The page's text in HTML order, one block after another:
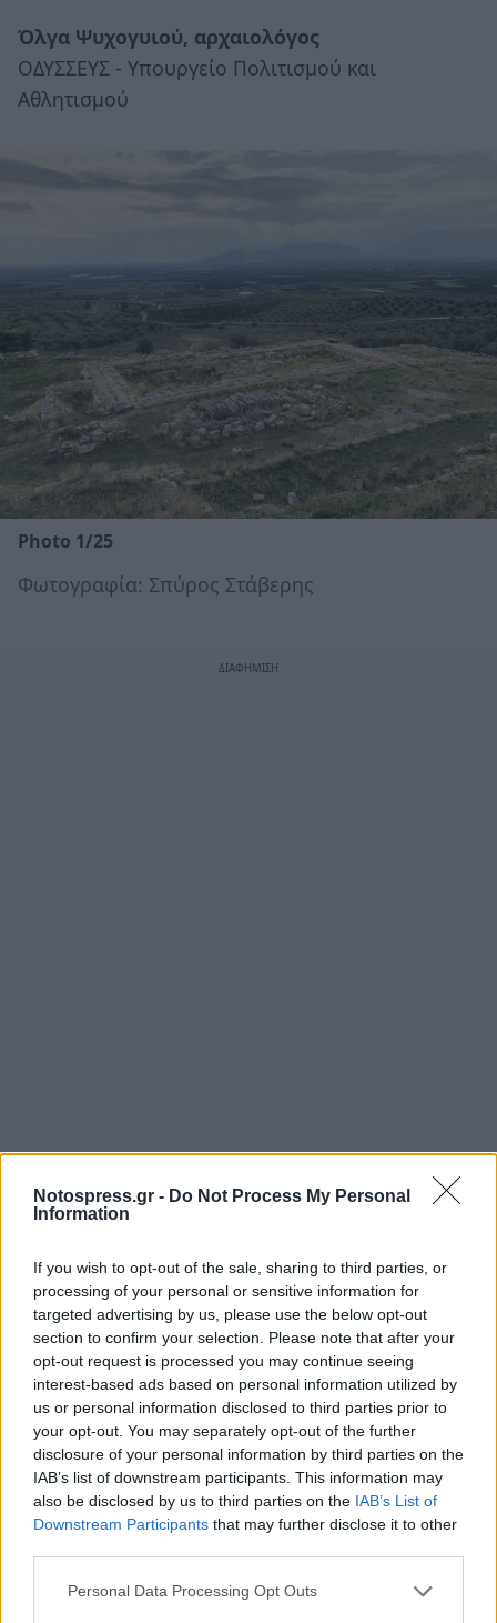
Notospress.gr - Do Not Process My Personal
Information
If you wish to opt-out of the sale, sharing to third parties, or
processing of your personal or sensitive information for
targeted advertising by us, please use the below opt-out
section to confirm your selection. Please note that after your
opt-out request is processed you may continue seeing
interest-based ads based on personal information utilized by
us or personal information disclosed to third parties prior to
your opt-out. You may separately opt-out of the further
disclosure of your personal information by third parties on the
IAB’s list of downstream participants. This information may
also be disclosed by us to third parties on the IAB’s List of
Downstream Participants that may further disclose it to other
Personal Data Processing Opt Outs
Όλγα Ψυχογυιού, αρχαιολόγος
ΟΔΥΣΣΕΥΣ - Υπουργείο Πολιτισμού και
Αθλητισμού
Photo 1/25
Φωτογραφία: Σπύρος Στάβερης